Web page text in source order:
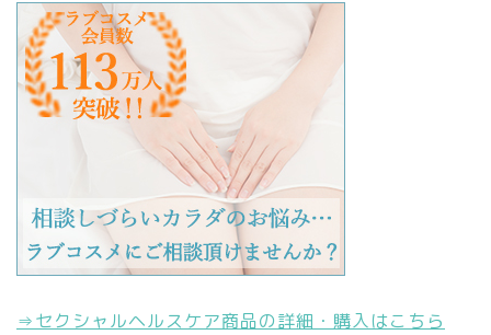
⇒セクシャルヘルスケア商品の詳細・購入はこちら